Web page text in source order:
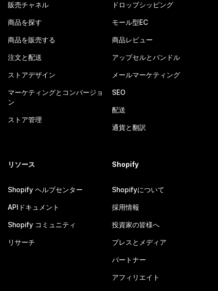
販売チャネル
商品を探す
商品を販売する
注文と配送
ストアデザイン
マーケティングとコンバージョ
ン
ストア管理
ドロップシッピング
モール型EC
商品レビュー
アップセルとバンドル
メールマーケティング
SEO
配送
通貨と翻訳
リソース
Shopify ヘルプセンター
APIドキュメント
Shopify コミュニティ
リサーチ
Shopify
Shopifyについて
採用情報
投資家の皆様へ
プレスとメディア
パートナー
アフィリエイト